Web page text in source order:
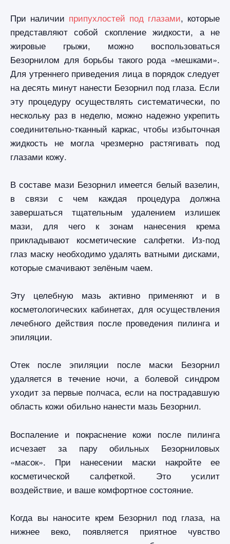
При наличии припухлостей под глазами, которые
представляют собой скопление жидкости, а не
жировые грыжи, можно воспользоваться
Безорнилом для борьбы такого рода «мешками».
Для утреннего приведения лица в порядок следует
на десять минут нанести Безорнил под глаза. Если
эту процедуру осуществлять систематически, по
нескольку раз в неделю, можно надежно укрепить
соединительно-тканный каркас, чтобы избыточная
жидкость не могла чрезмерно растягивать под
глазами кожу.
В составе мази Безорнил имеется белый вазелин,
в связи с чем каждая процедура должна
завершаться тщательным удалением излишек
мази, для чего к зонам нанесения крема
прикладывают косметические салфетки. Из-под
глаз маску необходимо удалять ватными дисками,
которые смачивают зелёным чаем.
Эту целебную мазь активно применяют и в
косметологических кабинетах, для осуществления
лечебного действия после проведения пилинга и
эпиляции.
Отек после эпиляции после маски Безорнил
удаляется в течение ночи, а болевой синдром
уходит за первые полчаса, если на пострадавшую
область кожи обильно нанести мазь Безорнил.
Воспаление и покраснение кожи после пилинга
исчезает за пару обильных Безорниловых
«масок». При нанесении маски накройте ее
косметической салфеткой. Это усилит
воздействие, и ваше комфортное состояние.
Когда вы наносите крем Безорнил под глаза, на
нижнее веко, появляется приятное чувство